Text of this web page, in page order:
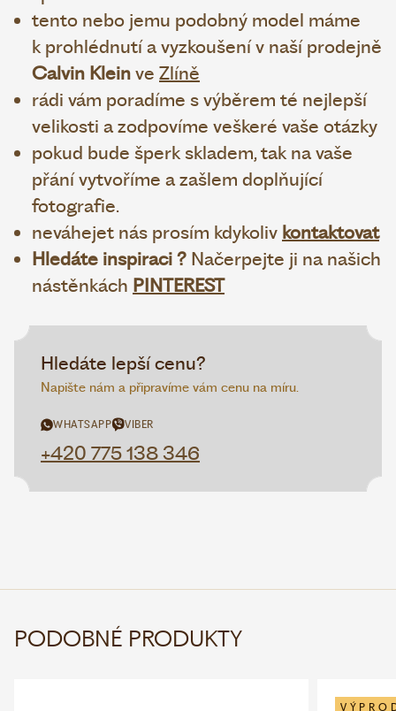
tento nebo jemu podobný model máme
k prohlédnutí a vyzkoušení v naší prodejně
Calvin Klein ve Zlíně
rádi vám poradíme s výběrem té nejlepší
velikosti a zodpovíme veškeré vaše otázky
pokud bude šperk skladem, tak na vaše
přání vytvoříme a zašlem doplňující
fotografie.
neváhejet nás prosím kdykoliv kontaktovat
Hledáte inspiraci ? Načerpejte ji na našich
nástěnkách PINTEREST
Hledáte lepší cenu?
Napište nám a připravíme vám cenu na míru.
WHATSAPP VIBER
+420 775 138 346
PODOBNÉ PRODUKTY